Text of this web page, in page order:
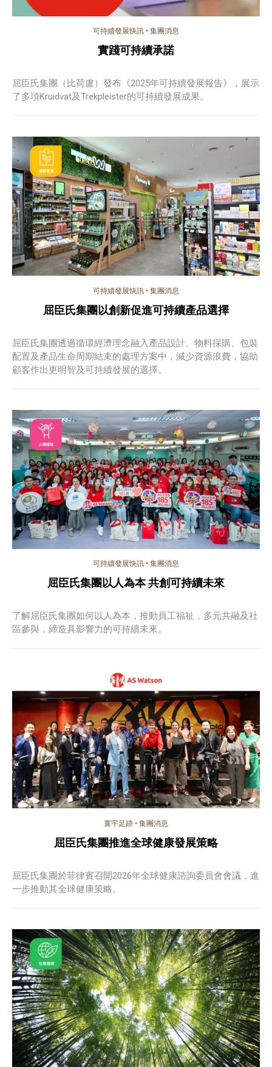
可持續發展快訊 • 集團消息
實踐可持續承諾
屈臣氏集團（比荷盧）發布《2025年可持續發展報告》，展示
了多項Kruidvat及Trekpleister的可持續發展成果。
可持續發展快訊 • 集團消息
屈臣氏集團以創新促進可持續產品選擇
屈臣氏集團透過循環經濟理念融入產品設計、物料採購、包裝
配置及產品生命周期結束的處理方案中，減少資源浪費，協助
顧客作出更明智及可持續發展的選擇。
可持續發展快訊 • 集團消息
屈臣氏集團以人為本 共創可持續未來
了解屈臣氏集團如何以人為本，推動員工福祉，多元共融及社
區參與，締造具影響力的可持續未來。
寰宇足跡 • 集團消息
屈臣氏集團推進全球健康發展策略
屈臣氏集團於菲律賓召開2026年全球健康諮詢委員會會議，進
一步推動其全球健康策略。